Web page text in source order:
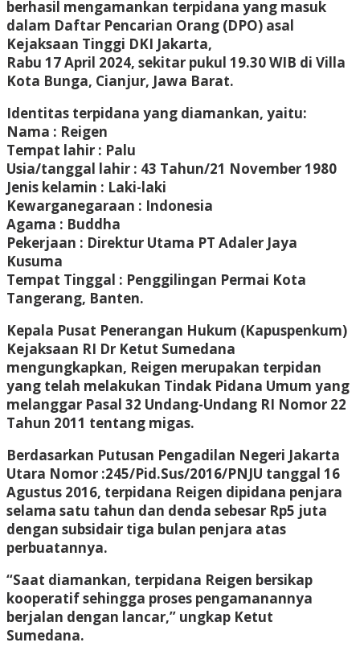
berhasil mengamankan terpidana yang masuk
dalam Daftar Pencarian Orang (DPO) asal
Kejaksaan Tinggi DKI Jakarta,
Rabu 17 April 2024, sekitar pukul 19.30 WIB di Villa
Kota Bunga, Cianjur, Jawa Barat.
Identitas terpidana yang diamankan, yaitu:
Nama : Reigen
Tempat lahir : Palu
Usia/tanggal lahir : 43 Tahun/21 November 1980
Jenis kelamin : Laki-laki
Kewarganegaraan : Indonesia
Agama : Buddha
Pekerjaan : Direktur Utama PT Adaler Jaya
Kusuma
Tempat Tinggal : Penggilingan Permai Kota
Tangerang, Banten.
Kepala Pusat Penerangan Hukum (Kapuspenkum)
Kejaksaan RI Dr Ketut Sumedana
mengungkapkan, Reigen merupakan terpidan
yang telah melakukan Tindak Pidana Umum yang
melanggar Pasal 32 Undang-Undang RI Nomor 22
Tahun 2011 tentang migas.
Berdasarkan Putusan Pengadilan Negeri Jakarta
Utara Nomor :245/Pid.Sus/2016/PNJU tanggal 16
Agustus 2016, terpidana Reigen dipidana penjara
selama satu tahun dan denda sebesar Rp5 juta
dengan subsidair tiga bulan penjara atas
perbuatannya.
“Saat diamankan, terpidana Reigen bersikap
kooperatif sehingga proses pengamanannya
berjalan dengan lancar,” ungkap Ketut
Sumedana.